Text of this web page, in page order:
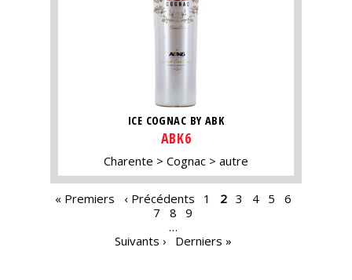
ICE COGNAC BY ABK
ABK6
Charente Cognac autre
PAGES
« Premiers ‹ Précédents 1 2 3 4 5
6
7
8
9
…
Suivants ›
Derniers »